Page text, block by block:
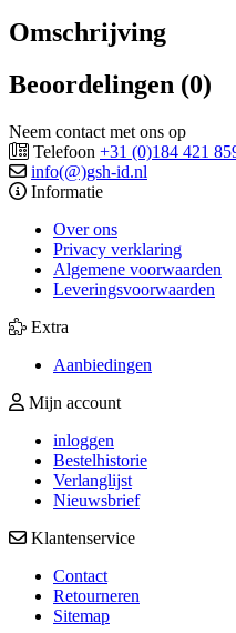
Omschrijving
Beoordelingen (0)
Neem contact met ons op
Telefoon +31 (0)184 421
info(@)gsh-id.nl
Informatie
Over ons
Privacy verklaring
Algemene voorwaarden
Leveringsvoorwaarden
Extra
Aanbiedingen
Mijn account
inloggen
Bestelhistorie
Verlanglijst
Nieuwsbrief
Klantenservice
Contact
Retourneren
Sitemap